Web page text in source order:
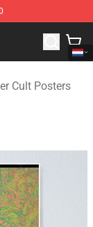
Cult
Cult Posters